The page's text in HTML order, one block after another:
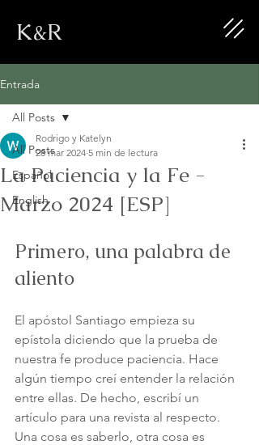
K&R
Entrada
All Posts
Español
English
All Posts
La Paciencia y la Fe -
Marzo 2024 [ESP]
Rodrigo y Katelyn
28 mar 2024 5 min de lectura
Primero, una palabra de
aliento
El apóstol Santiago empieza su
epístola diciendo que la prueba de
nuestra fe produce paciencia. Hace
algún tiempo creí entender la relación
entre ellas. De hecho, escribí un
artículo para una revista al respecto.
Una cosa es saberlo, otra cosa es